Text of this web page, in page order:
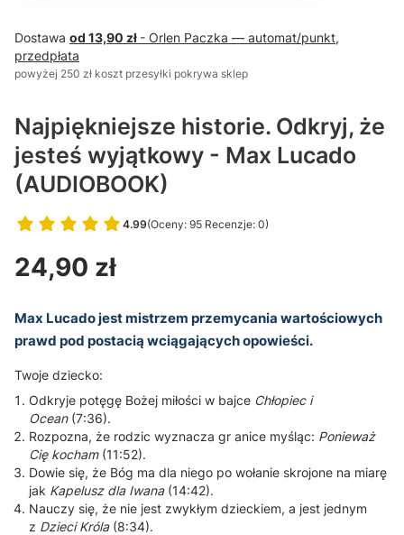
Dostawa od 13,90 zł - Orlen Paczka — automat/punkt,
przedpłata
powyżej 250 zł koszt przesyłki pokrywa sklep
Najpiękniejsze historie. Odkryj, że
jesteś wyjątkowy - Max Lucado
(AUDIOBOOK)
4.99(Oceny: 95 Recenzje: 0)
Przejdź do sekcji Opinie
Cena
24,90 zł
Max Lucado jest mistrzem przemycania wartościowych
prawd pod postacią wciągających opowieści.
Twoje dziecko:
Odkryje potęgę Bożej miłości w bajce Chłopiec i
Ocean(7:36).
Rozpozna, że rodzic wyznacza gr anice myśląc: Ponieważ
Cię kocham(11:52).
Dowie się, że Bóg ma dla niego po wołanie skrojone na miarę
jak Kapelusz dla Iwana(14:42).
Nauczy się, że nie jest zwykłym dzieckiem, a jest jednym
z Dzieci Króla(8:34).